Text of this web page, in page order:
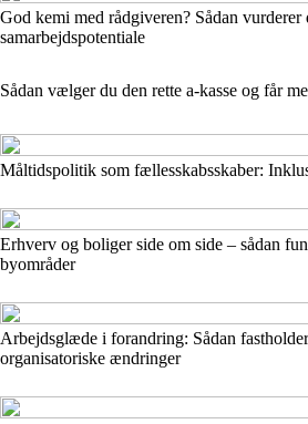
God kemi med rådgiveren? Sådan vurderer
samarbejdspotentiale
Sådan vælger du den rette a-kasse og får
Måltidspolitik som fællesskabsskaber:
Erhverv og boliger side om side – sådan
byområder
Arbejdsglæde i forandring: Sådan
organisatoriske ændringer